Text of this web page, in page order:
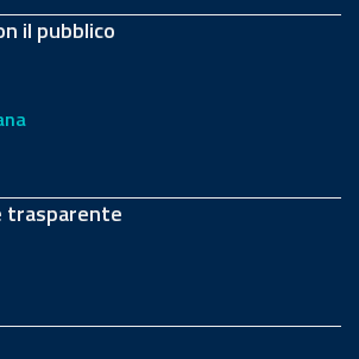
il pubblico
trasparente